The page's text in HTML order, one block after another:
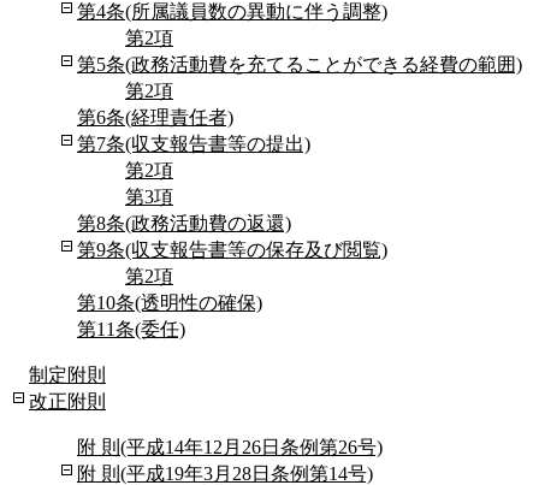
第4条(所属議員数の異動に伴う調整)
第2項
第5条(政務活動費を充てることができる経費の範囲)
第2項
第6条(経理責任者)
第7条(収支報告書等の提出)
第2項
第3項
第8条(政務活動費の返還)
第9条(収支報告書等の保存及び閲覧)
第2項
第10条(透明性の確保)
第11条(委任)
制定附則
改正附則
附 則(平成14年12月26日条例第26号)
附 則(平成19年3月28日条例第14号)